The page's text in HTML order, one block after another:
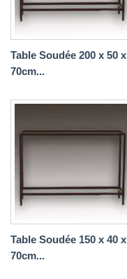
Table Soudée 200 x 50 x
70cm...
Table Soudée 150 x 40 x
70cm...